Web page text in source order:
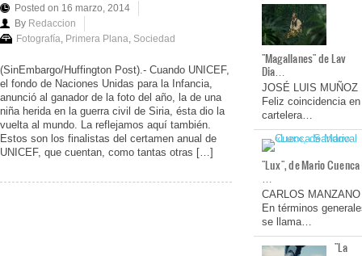
Posted on 16 marzo, 2014
By Redaccion
Fotografía, Primera Plana, Sociedad
(SinEmbargo/Huffington Post).- Cuando UNICEF,
el fondo de Naciones Unidas para la Infancia,
anunció al ganador de la foto del año, la de una
niña herida en la guerra civil de Siria, ésta dio la
vuelta al mundo. La reflejamos aquí también.
Estos son los finalistas del certamen anual de
UNICEF, que cuentan, como tantas otras […]
"Magallanes" de Lav
Dia…
JOSÉ LUIS MUÑOZ
Feliz coincidencia en
cartelera…
"Lux", de Mario Cuenca
…
CARLOS MANZANO
En términos
se llama…
"La